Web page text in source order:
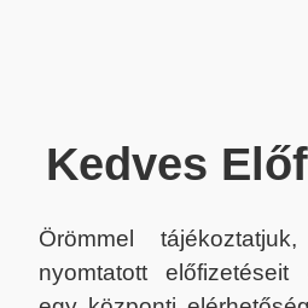
Kedves
Örömmel
nyomtatott előfizetéseit